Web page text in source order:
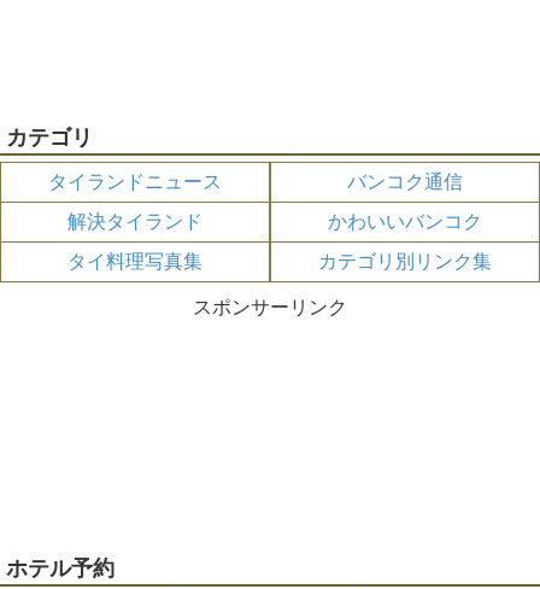
カテゴリ
タイランドニュース
バンコク通信
解決タイランド
かわいいバンコク
タイ料理写真集
カテゴリ別リンク集
スポンサーリンク
ホテル予約